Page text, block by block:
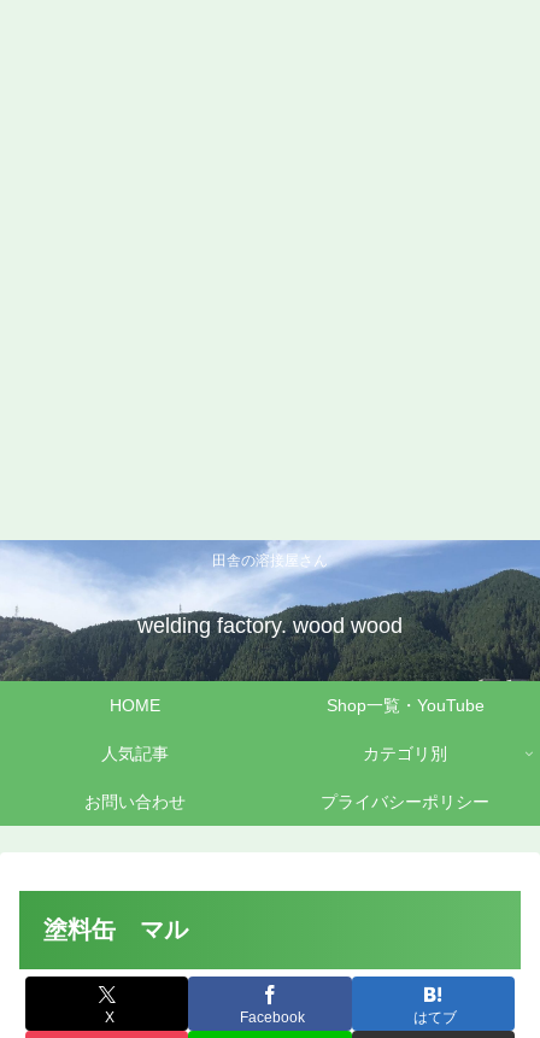
田舎の溶接屋さん
welding factory. wood wood
HOME Shop一覧・YouTube
人気記事 カテゴリ別
お問い合わせ プライバシーポリシー
塗料缶 マル
X Facebook はてブ